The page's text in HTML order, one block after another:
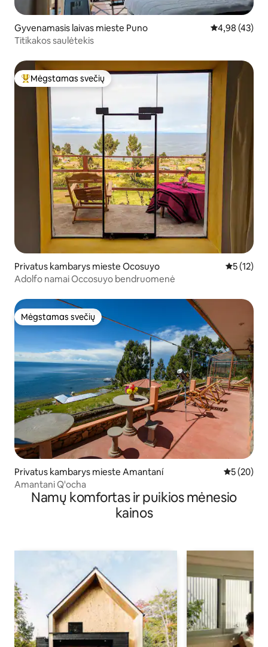
Gyvenamasis laivas mieste Puno Vidutinis
4,98 (43)
Titikakos saulėtekis
Svečių mėgstamiausias
Mėgstamas svečių
Privatus kambarys mieste Ocosuyo Vidutinis
5 (12)
Adolfo namai Occosuyo bendruomenė
Mėgstamas svečių
Mėgstamas svečių
Privatus kambarys mieste Amantaní Vidutinis
5 (20)
Amantani Q'ocha
Namų komfortas ir puikios mėnesio
kainos